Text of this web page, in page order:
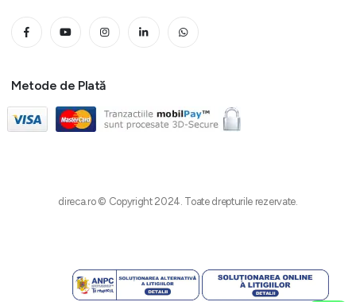
Metode de Plată
direca.ro © Copyright 2024. Toate drepturile rezervate.